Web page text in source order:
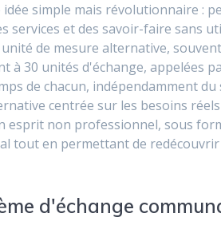
simple mais révolutionnaire :
services et des savoir-faire sans
de mesure alternative,
à 30 unités d'échange, appelées
de chacun, indépendamment
centrée sur les besoins
esprit non professionnel, sous
tout en permettant de
d'échange